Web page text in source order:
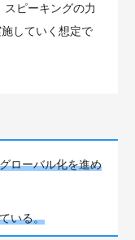
ピーキングの力
していく想定で
ローバル化を進め
いる。